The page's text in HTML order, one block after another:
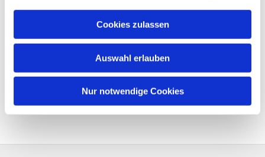
Cookies zulassen
Auswahl erlauben
Nur notwendige Cookies